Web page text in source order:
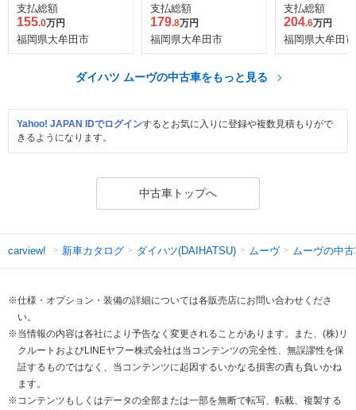
支払総額
155.0万円
福岡県大牟田市
支払総額
179.8万円
福岡県大牟田市
支払総額
204.6万円
福岡県大牟田市
ダイハツ ムーヴの中古車をもっと見る
Yahoo! JAPAN IDでログインするとお気に入りに登録や複数見積もりがで
きるようになります。
中古車トップへ
carview! 新車カタログ ダイハツ(DAIHATSU) ムーヴ ムーヴの中
※仕様・オプション・装備の詳細については各販売店にお問い合わせくださ
い。
※当情報の内容は各社により予告なく変更されることがあります。また、(株)リ
クルートおよびLINEヤフー株式会社は当コンテンツの完全性、無誤謬性を保
証するものではなく、当コンテンツに起因するいかなる損害の責も負いかね
ます。
※コンテンツもしくはデータの全部または一部を無断で転写、転載、複製する